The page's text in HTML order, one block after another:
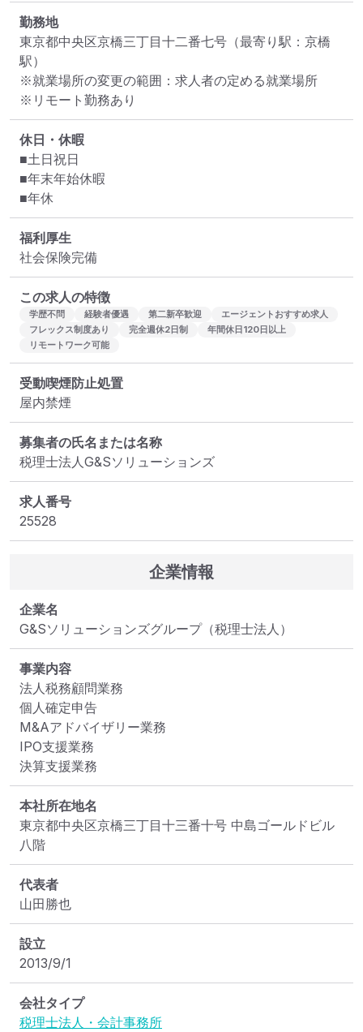
勤務地
東京都中央区京橋三丁目十二番七号 （最寄り駅：京橋
駅）
※就業場所の変更の範囲：求人者の定める就業場所
※リモート勤務あり
休日・休暇
■土日祝日
■年末年始休暇
■年休
福利厚生
社会保険完備
この求人の特徴
学歴不問 経験者優遇 第二新卒歓迎
エージェントおすすめ求人
フレックス制度あり
完全週休2日制
年間休日120日以上
リモートワーク可能
受動喫煙防止処置
屋内禁煙
募集者の氏名または名称
税理士法人G&Sソリューションズ
求人番号
25528
企業情報
企業名
G&Sソリューションズグループ（税理士法人）
事業内容
法人税務顧問業務
個人確定申告
M&Aアドバイザリー業務
IPO支援業務
決算支援業務
本社所在地名
東京都中央区京橋三丁目十三番十号 中島ゴールドビル
八階
代表者
山田勝也
設立
2013/9/1
会社タイプ
税理士法人・会計事務所